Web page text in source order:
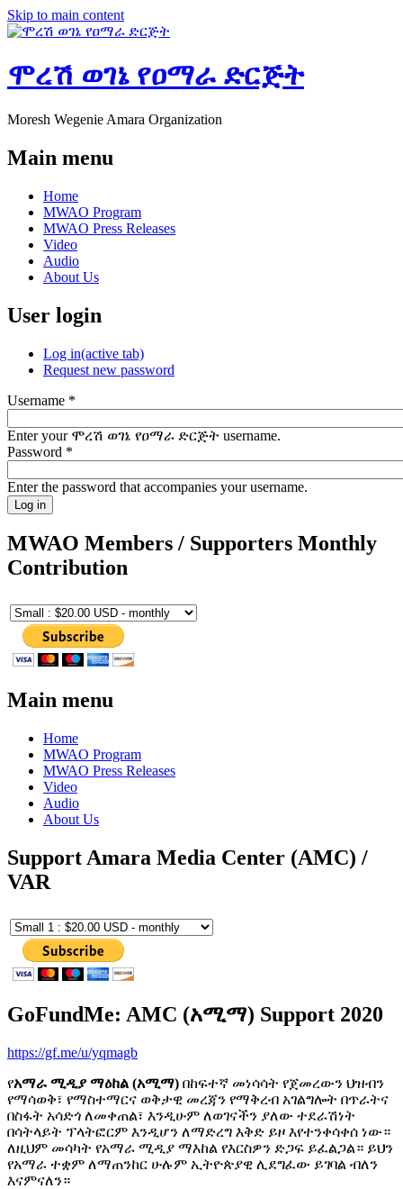
Skip to main content
ሞረሽ ወገኔ የዐማራ ድርጅት
Moresh Wegenie Amara Organization
Main menu
Home
MWAO Program
MWAO Press Releases
Video
Audio
About Us
User login
Log in(active tab)
Request new password
Username *
Enter your ሞረሽ ወገኔ የዐማራ ድርጅት username.
Password *
Enter the password that accompanies your username.
MWAO Members / Supporters Monthly
Contribution
Main menu
Home
MWAO Program
MWAO Press Releases
Video
Audio
About Us
Support Amara Media Center (AMC) /
VAR
GoFundMe: AMC (አሚማ) Support 2020
https://gf.me/u/yqmagb
የአማራ ሚዲያ ማዕከል (አሚማ) በከፍተኛ መነሳሳት የጀመረውን ህዝብን
የማሳወቅ፣ የማስተማርና ወቅታዊ መረጃን የማቅረብ አገልግሎት በጥራትና
በስፋት አሳድጎ ለመቀጠል፣ እንዲሁም ለወገናችን ያለው ተደራሽነት
በሳትላይት ፕላትፎርም እንዲሆን ለማድረግ እቅድ ይዞ እየተንቀሳቀሰ ነው።
ለዚህም መሳካት የአማራ ሚዲያ ማእከል የእርስዎን ድጋፍ ይፈልጋል። ይህን
የአማራ ተቋም ለማጠንከር ሁሉም ኢትዮጵያዊ ሊደግፈው ይገባል ብለን
እናምናለን።